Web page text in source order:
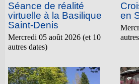
Séance de réalité
virtuelle à la Basilique
Saint-Denis
Mercredi 05 août 2026 (et 10
autres dates)
en